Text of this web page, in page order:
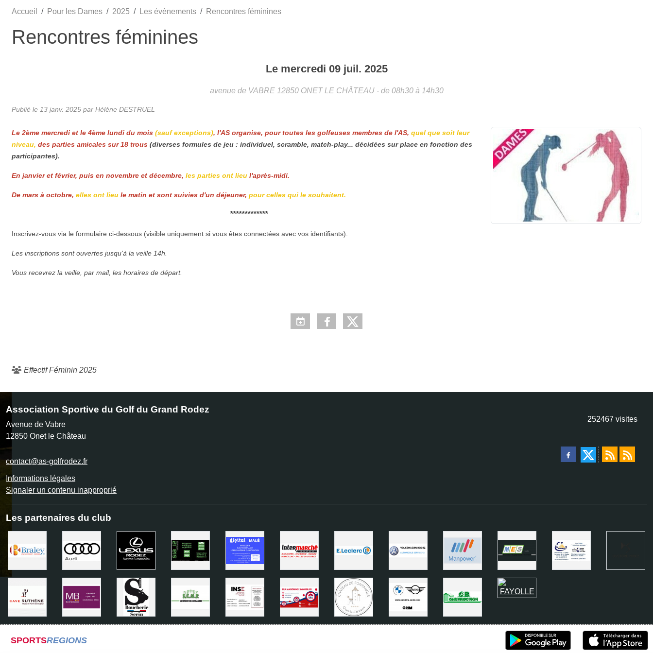
Accueil Pour les Dames 2025 Les évènements Rencontres féminines
Rencontres féminines
Le mercredi 09 juil. 2025
avenue de VABRE 12850 ONET LE CHÂTEAU - de 08h30 à 14h30
Publié le 13 janv. 2025 par Hélène DESTRUEL
Le 2ème mercredi et le 4ème lundi du mois (sauf exceptions), l'AS organise, pour toutes les golfeuses membres de l'AS, quel que soit leur
niveau, des parties amicales sur 18 trous (diverses formules de jeu : individuel, scramble, match-play... décidées sur place en fonction des
participantes).
En janvier et février, puis en novembre et décembre, les parties ont lieu l'après-midi.
De mars à octobre, elles ont lieu le matin et sont suivies d'un déjeuner, pour celles qui le souhaitent.
*************
Inscrivez-vous via le formulaire ci-dessous (visible uniquement si vous êtes connectées avec vos identifiants).
Les inscriptions sont ouvertes jusqu'à la veille 14h.
Vous recevrez la veille, par mail, les horaires de départ.
Effectif Féminin 2025
Association Sportive du Golf du Grand Rodez
Avenue de Vabre
12850 Onet le Château
contact@as-golfrodez.fr
Informations légales
Signaler un contenu inapproprié
252467 visites
Les partenaires du club
SPORTSREGIONS